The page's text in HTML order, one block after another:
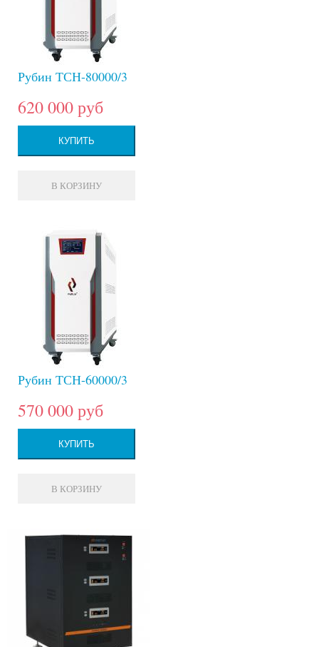
Рубин ТСН-80000/3
620 000 руб
КУПИТЬ
В КОРЗИНУ
Рубин ТСН-60000/3
570 000 руб
КУПИТЬ
В КОРЗИНУ